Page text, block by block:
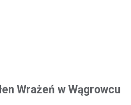
Wrażeń w Wągrowcu